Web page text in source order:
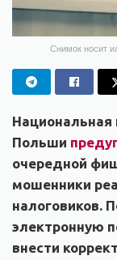
Снимок носит
Национальная
Польши
очередной
мошенники
налоговиков.
электронную
внести